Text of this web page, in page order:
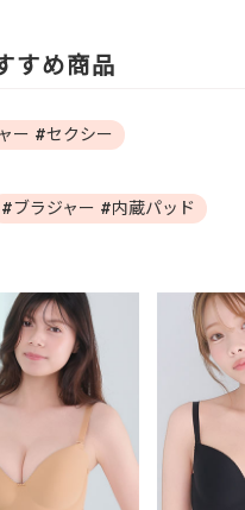
すめ商品
ー #セクシー
#ブラジャー #内蔵パッド